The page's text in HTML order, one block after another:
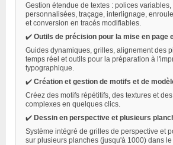
Gestion étendue de textes : polices
personnalisées, traçage, interlignage,
et conversion en tracés modifiables.
✔️ Outils de précision pour la mise en page
Guides dynamiques, grilles, alignement des
temps réel et outils pour la préparation à
typographique.
✔️ Création et gestion de motifs et de
Créez des motifs répétitifs, des textures et
complexes en quelques clics.
✔️ Dessin en perspective et plusieurs
Système intégré de grilles de perspective et
sur plusieurs planches (jusqu'à 1000) dans